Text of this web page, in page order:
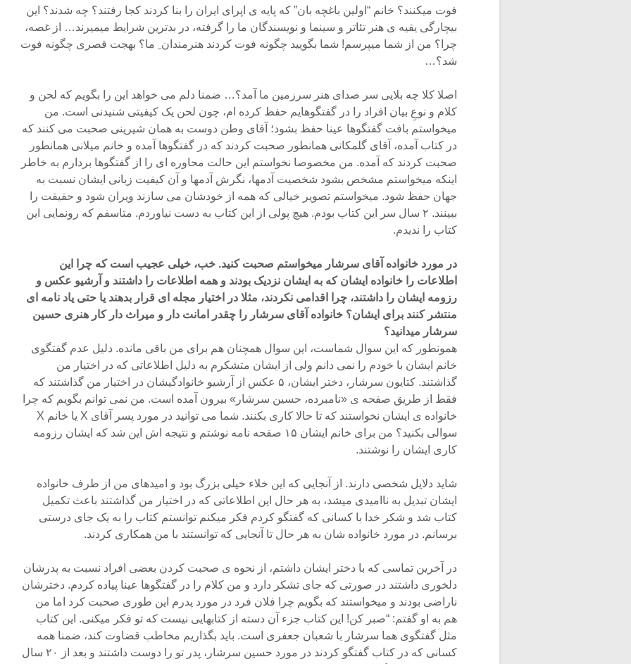
فوت میکنند؟ خانم “اولین باغچه بان” که پایه ی اپرای ایران را بنا کردند کجا رفتند؟ چه شدند؟ این
بیچارگی یقیه ی هنر تئاتر و سینما و نویسندگان ما را گرفته، در بدترین شرایط میمیرند… از غصه،
چرا؟ من از شما میپرسم! شما بگویید چگونه فوت کردند هنرمندان ِ ما؟ بهجت قصری چگونه فوت
شد؟…
اصلا کلا چه بلایی سر صدای هنر سرزمین ما آمد؟… ضمنا دلم می خواهد این را بگویم که لحن و
کلام و نوعِ بیان افراد را در گفتگوهایم حفظ کرده ام، چون لحن یک کیفیتی شنیدنی است. من
میخواستم بافت گفتگوها عینا حفظ بشود؛ آقای وطن دوست به همان شیرینی صحبت می کنند که
در کتاب آمده، آقای گلمکانی همانطور صحبت کردند که در گفتگوها آمده و خانم میلانی همانطور
صحبت کردند که آمده. من مخصوصا نخواستم این حالت محاوره ای را از گفتگوها بردارم به خاطر
اینکه میخواستم مشخص بشود شخصیت آدمها، نگرش آدمها و آن کیفیت زبانی ایشان نسبت به
جهان حفظ شود. میخواستم تصویر خیالی که همه از خودشان می سازند ویران شود و حقیقت را
ببینند. ۲ سال سر این کتاب بودم. هیچ پولی از این کتاب به دست نیاوردم. متاسفم که رونمایی این
کتاب را ندیدم.
در مورد خانواده آقای سرشار میخواستم صحبت کنید. خب، خیلی عجیب است که چرا این
اطلاعات را خانواده ایشان که به ایشان نزدیک بودند و همه اطلاعات را داشتند و آرشیو عکس و
رزومه ایشان را داشتند، چرا اقدامی نکردند، مثلا در اختیار مجله ای قرار بدهند یا حتی یاد نامه ای
منتشر کنند برای ایشان؟ خانواده آقای سرشار را چقدر امانت دار و میراث دار کار هنری حسین
سرشار میدانید؟
همونطور که این سوال شماست، این سوال همچنان هم برای من باقی مانده. دلیل عدم گفتگوی
خانم ایشان با خودم را نمی دانم ولی از ایشان متشکرم به دلیل اطلاعاتی که در اختیار من
گذاشتند. کتایون سرشار، دختر ایشان، ۵ عکس از آرشیو خانوادگیشان در اختیار من گذاشتند که
فقط از طریق صفحه ی «نامبرده، حسین سرشار» بیرون آمده است. من نمی توانم بگویم که چرا
خانواده ی ایشان نخواستند که تا حالا کاری بکنند. شما می توانید در مورد پسر آقای X یا خانم X
سوالی بکنید؟ من برای خانم ایشان ۱۵ صفحه نامه نوشتم و نتیجه اش این شد که ایشان رزومه
کاری ایشان را نوشتند.
شاید دلایل شخصی دارند. از آنجایی که این خلاء خیلی بزرگ بود و امیدهای من از طرف خانواده
ایشان تبدیل به ناامیدی میشد، به هر حال این اطلاعاتی که در اختیار من گذاشتند باعث تکمیل
کتاب شد و شکر خدا با کسانی که گفتگو کردم فکر میکنم توانستم کتاب را به یک جای درستی
برسانم. در مورد خانواده شان به هر حال تا آنجایی که توانستند با من همکاری کردند.
در آخرین تماسی که با دختر ایشان داشتم، از نحوه ی صحبت کردن بعضی افراد نسبت به پدرشان
دلخوری داشتند در صورتی که جای تشکر دارد و من کلام را در گفتگوها عینا پیاده کردم. دخترشان
ناراضی بودند و میخواستند که بگویم چرا فلان فرد در مورد پدرم این طوری صحبت کرد اما من
هم به او گفتم: “صبر کن! این کتاب جزء آن دسته از کتابهایی نیست که تو فکر میکنی. این کتاب
مثل گفتگوی هما سرشار با شعبان جعفری است. باید بگذاریم مخاطب قضاوت کند، ضمنا همه
کسانی که در کتاب گفتگو کردند در مورد حسین سرشار، پدر تو را دوست داشتند و بعد از ۲۰ سال